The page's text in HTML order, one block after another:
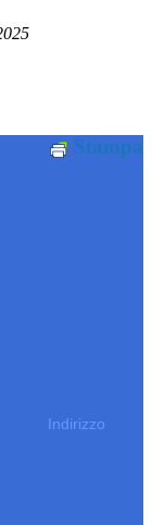
Stampa
Indirizzo